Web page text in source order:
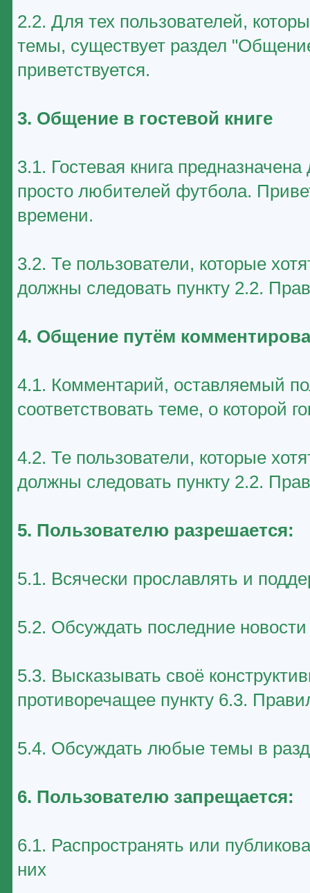
2.2. Для тех пользователей,
темы, существует раздел
приветствуется.
3. Общение в гостевой книге
3.1. Гостевая книга
просто любителей футбола.
времени.
3.2. Те пользователи, которые
должны следовать пункту 2.2.
4. Общение путём
4.1. Комментарий, оставляемый
соответствовать теме, о которой
4.2. Те пользователи, которые
должны следовать пункту 2.2.
5. Пользователю разрешается:
5.1. Всячески прославлять и
5.2. Обсуждать последние
5.3. Высказывать своё
противоречащее пункту 6.3.
5.4. Обсуждать любые темы в
6. Пользователю запрещается:
6.1. Распространять или
них